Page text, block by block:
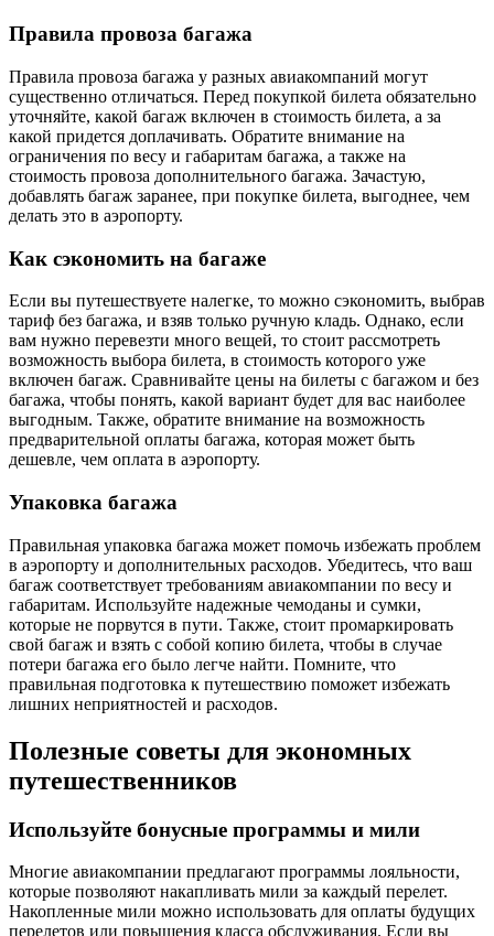
Правила провоза багажа
Правила провоза багажа у разных авиакомпаний могут
существенно отличаться. Перед покупкой билета обязательно
уточняйте, какой багаж включен в стоимость билета, а за
какой придется доплачивать. Обратите внимание на
ограничения по весу и габаритам багажа, а также на
стоимость провоза дополнительного багажа. Зачастую,
добавлять багаж заранее, при покупке билета, выгоднее, чем
делать это в аэропорту.
Как сэкономить на багаже
Если вы путешествуете налегке, то можно сэкономить, выбрав
тариф без багажа, и взяв только ручную кладь. Однако, если
вам нужно перевезти много вещей, то стоит рассмотреть
возможность выбора билета, в стоимость которого уже
включен багаж. Сравнивайте цены на билеты с багажом и без
багажа, чтобы понять, какой вариант будет для вас наиболее
выгодным. Также, обратите внимание на возможность
предварительной оплаты багажа, которая может быть
дешевле, чем оплата в аэропорту.
Упаковка багажа
Правильная упаковка багажа может помочь избежать проблем
в аэропорту и дополнительных расходов. Убедитесь, что ваш
багаж соответствует требованиям авиакомпании по весу и
габаритам. Используйте надежные чемоданы и сумки,
которые не порвутся в пути. Также, стоит промаркировать
свой багаж и взять с собой копию билета, чтобы в случае
потери багажа его было легче найти. Помните, что
правильная подготовка к путешествию поможет избежать
лишних неприятностей и расходов.
Полезные советы для экономных
путешественников
Используйте бонусные программы и мили
Многие авиакомпании предлагают программы лояльности,
которые позволяют накапливать мили за каждый перелет.
Накопленные мили можно использовать для оплаты будущих
перелетов или повышения класса обслуживания. Если вы